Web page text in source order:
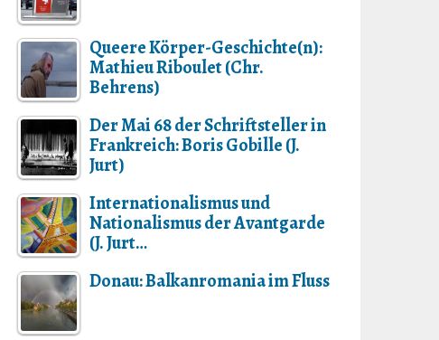
Queere Körper-Geschichte(n):
Mathieu Riboulet (Chr.
Behrens)
Der Mai 68 der Schriftsteller in
Frankreich: Boris Gobille (J.
Jurt)
Internationalismus und
Nationalismus der Avantgarde
(J. Jurt…
Donau: Balkanromania im Fluss